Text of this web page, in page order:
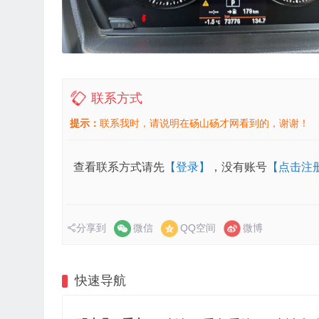
联系方式
提示： 联系我时，请说明在砀山砀才网看到的，谢谢！
查看联系方式请先 【登录】 ，没有账号 【点击注
分享到 微信 QQ空间 微博
快速导航